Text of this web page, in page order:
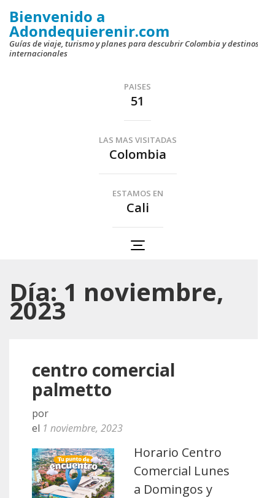
Saltar
contenido
Bienvenido a
Adondequierenir.com
Guías de viaje, turismo y planes para descubrir Colombia y destinos
internacionales
PAISES
51
LAS MAS VISITADAS
Colombia
ESTAMOS EN
Cali
Día: 1 noviembre,
2023
centro comercial
palmetto
por
el 1 noviembre, 2023
Horario Centro
Comercial Lunes
a Domingos y